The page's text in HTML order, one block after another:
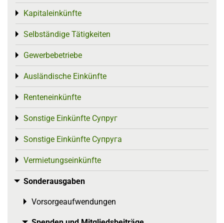
Kapitaleinkünfte
Toggle menu
Selbständige Tätigkeiten
Toggle menu
Gewerbebetriebe
Toggle menu
Ausländische Einkünfte
Toggle menu
Renteneinkünfte
Toggle menu
Sonstige Einkünfte Супруг
Toggle menu
Sonstige Einkünfte Супруга
Toggle menu
Vermietungseinkünfte
Toggle menu
Sonderausgaben
Toggle menu
Vorsorgeaufwendungen
Toggle menu